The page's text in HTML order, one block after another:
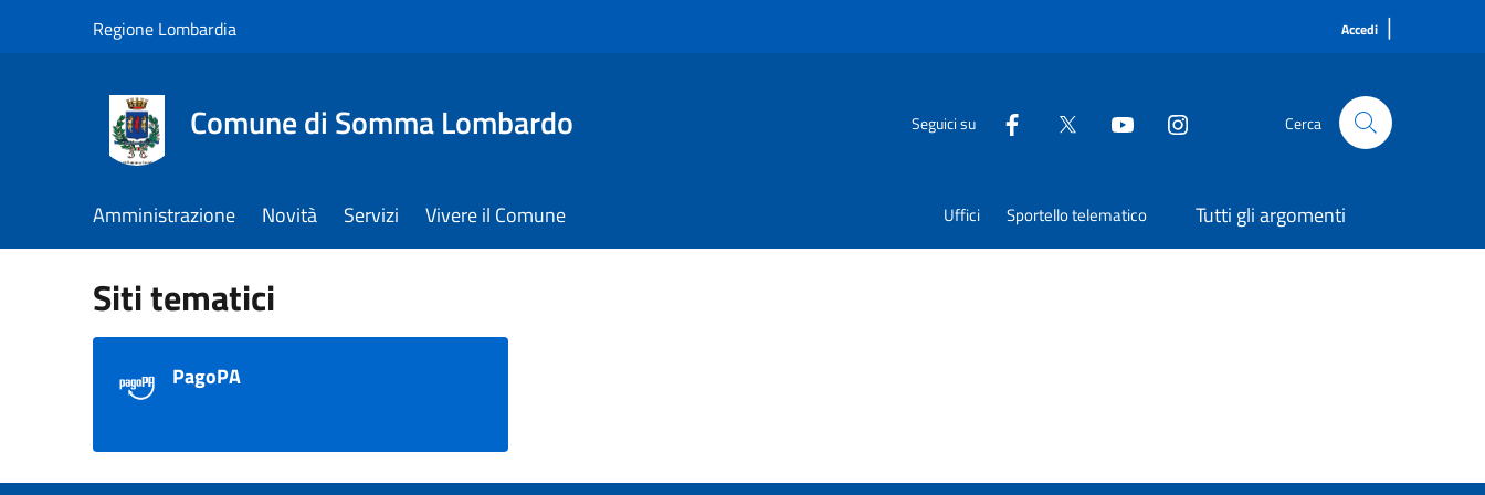
Regione Lombardia Accedi |
Comune di Somma Lombardo Seguici su Cerca
Amministrazione Novità Servizi Vivere il Comune Uffici Sportello telematico Tutti gli argomenti
Siti tematici
PagoPA